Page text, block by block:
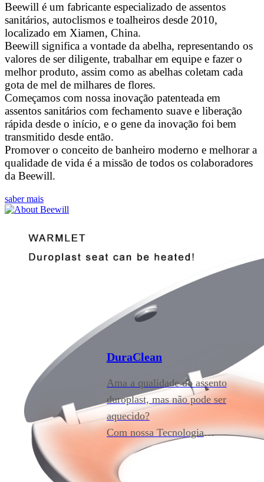
Beewill é um fabricante especializado de assentos
sanitários, autoclismos e toalheiros desde 2010,
localizado em Xiamen, China.
Beewill significa a vontade da abelha, representando os
valores de ser diligente, trabalhar em equipe e fazer o
melhor produto, assim como as abelhas coletam cada
gota de mel de milhares de flores.
Começamos com nossa inovação patenteada em
assentos sanitários com fechamento suave e liberação
rápida desde o início, e o gene da inovação foi bem
transmitido desde então.
Promover o conceito de banheiro moderno e melhorar a
qualidade de vida é a missão de todos os colaboradores
da Beewill.
saber mais
DuraClean
Ama a qualidade do assento
duroplast, mas não pode ser
aquecido?
Com nossa Tecnologia
DuraClean®, temos orgulho de
anunciar que podemos fazer o